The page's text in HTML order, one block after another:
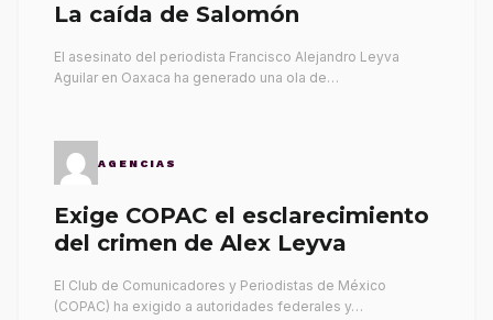
La caída de Salomón
El asesinato del periodista Francisco Alejandro Leyva
Aguilar en Oaxaca ha generado una ola de…
AGENCIAS
Exige COPAC el esclarecimiento
del crimen de Alex Leyva
El Club de Comunicadores y Periodistas de México
(COPAC) ha exigido a autoridades federales y…